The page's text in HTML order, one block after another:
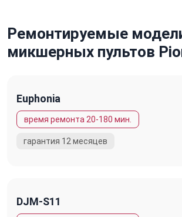
Ремонтируемые
микшерных пультов
Euphonia
DJM-S11